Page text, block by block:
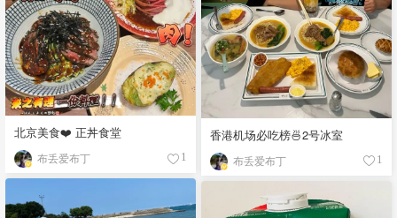
香港机场必吃榜🍜2号冰室
布丢爱布丁 1
北京美食❤️ 正丼食堂
布丢爱布丁 1